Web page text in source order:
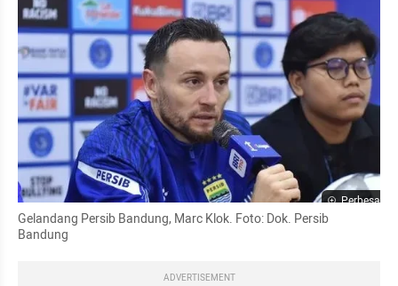
Perbesar
Gelandang Persib Bandung, Marc Klok. Foto: Dok. Persib
Bandung
ADVERTISEMENT